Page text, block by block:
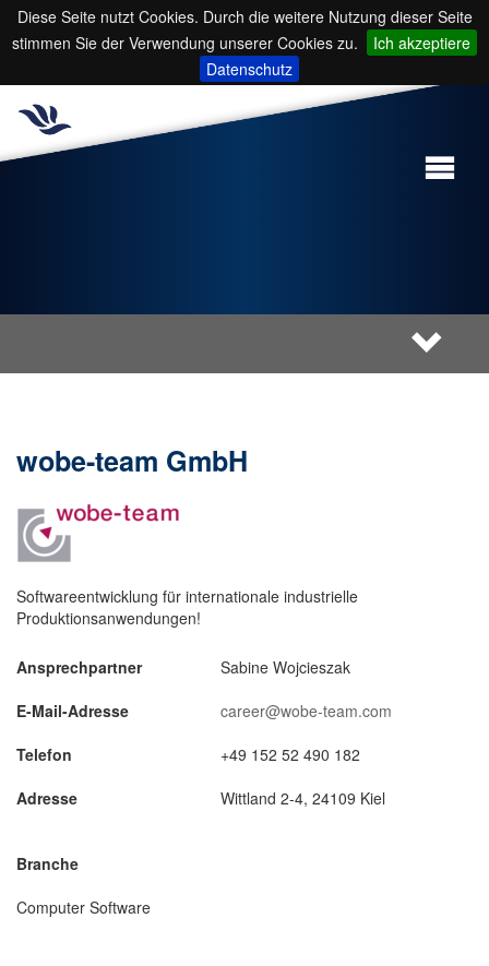
Diese Seite nutzt Cookies. Durch die weitere Nutzung dieser Seite
stimmen Sie der Verwendung unserer Cookies zu.
Ich akzeptiere
Datenschutz
wobe-team GmbH
Softwareentwicklung für internationale industrielle
Produktionsanwendungen!
Ansprechpartner
E-Mail-Adresse
Telefon
Adresse
Sabine Wojcieszak
career@wobe-team.com
+49 152 52 490 182
Wittland 2-4, 24109 Kiel
Branche
Computer Software